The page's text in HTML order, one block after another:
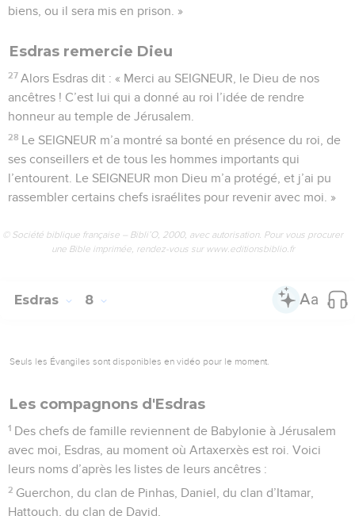
biens, ou il sera mis en prison. »
Esdras remercie Dieu
27 Alors Esdras dit : « Merci au SEIGNEUR, le Dieu de nos
ancêtres ! C’est lui qui a donné au roi l’idée de rendre
honneur au temple de Jérusalem.
28 Le SEIGNEUR m’a montré sa bonté en présence du roi, de
ses conseillers et de tous les hommes importants qui
l’entourent. Le SEIGNEUR mon Dieu m’a protégé, et j’ai pu
rassembler certains chefs israélites pour revenir avec moi. »
© Société biblique française – Bibli’O, 2000, avec autorisation. Pour vous procurer
une Bible imprimée, rendez-vous sur www.editionsbiblio.fr
Esdras 8
Seuls les Évangiles sont disponibles en vidéo pour le moment.
Les compagnons d'Esdras
1 Des chefs de famille reviennent de Babylonie à Jérusalem
avec moi, Esdras, au moment où Artaxerxès est roi. Voici
leurs noms d’après les listes de leurs ancêtres :
2 Guerchon, du clan de Pinhas, Daniel, du clan d’Itamar,
Hattouch, du clan de David,